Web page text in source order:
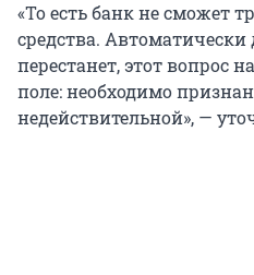
«То есть банк не сможет
средства. Автоматически
перестанет, этот вопрос
поле: необходимо
недействительной», —